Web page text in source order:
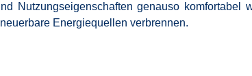
Nutzungseigenschaften genauso komfortabel
Energiequellen verbrennen.